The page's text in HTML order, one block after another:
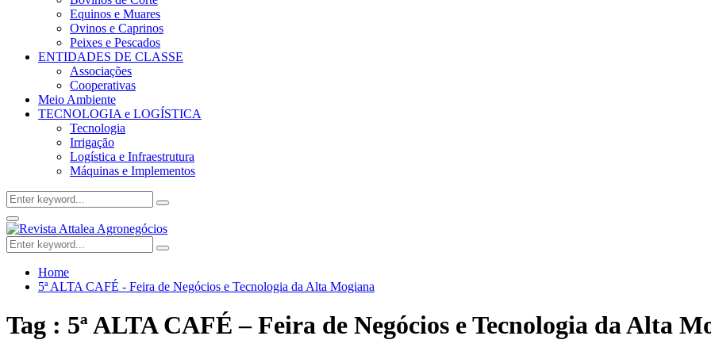
Equinos e Muares
Ovinos e Caprinos
Peixes e Pescados
ENTIDADES DE CLASSE
Associações
Cooperativas
Meio Ambiente
TECNOLOGIA e LOGÍSTICA
Tecnologia
Irrigação
Logística e Infraestrutura
Máquinas e Implementos
Search
for:
Search
Facebook
Twitter
Instagram
Linkedin
Youtube
Email
Primary
Menu
Search
for:
Search
Home
5ª ALTA CAFÉ - Feira de Negócios e Tecnologia da Alta Mogiana
Tag : 5ª ALTA CAFÉ – Feira de Negócios e Tecnologia da Alta